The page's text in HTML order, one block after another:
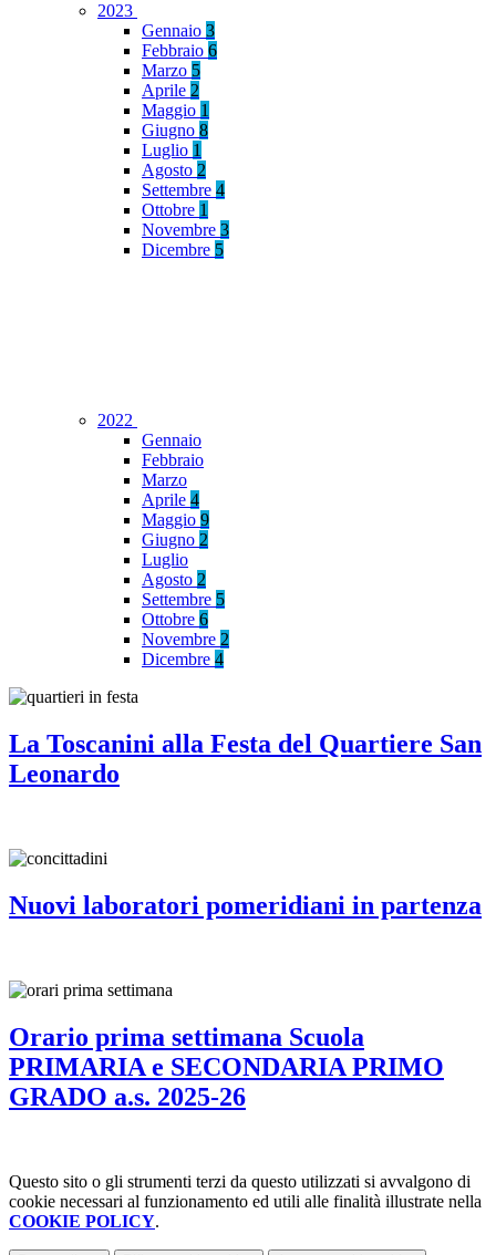
2023
Gennaio 3
Febbraio 6
Marzo 5
Aprile 2
Maggio 1
Giugno 8
Luglio 1
Agosto 2
Settembre 4
Ottobre 1
Novembre 3
Dicembre 5
2022
Gennaio
Febbraio
Marzo
Aprile 4
Maggio 9
Giugno 2
Luglio
Agosto 2
Settembre 5
Ottobre 6
Novembre 2
Dicembre 4
La Toscanini alla Festa del Quartiere San
Leonardo
Nuovi laboratori pomeridiani in partenza
Orario prima settimana Scuola
PRIMARIA e SECONDARIA PRIMO
GRADO a.s. 2025-26
Questo sito o gli strumenti terzi da questo utilizzati si avvalgono di
cookie necessari al funzionamento ed utili alle finalità illustrate nella
COOKIE POLICY.